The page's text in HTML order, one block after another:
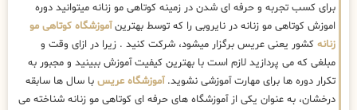
برای کسب تجربه و حرفه ای شدن در زمینه کوتاهی مو زنانه میتوانید دوره
اموزش کوتاهی مو زنانه در نایروبی را که توسط بهترینآموزشگاه کوتاهی مو
زنانه کشور یعنی عریس برگزار میشود، شرکت کنید . زیرا در ازای وقت و
مبلغی که می پردازید لازم است با بهترین کیفیت آموزش ببینید و مجبور به
تکرار دوره ها برای مهارت آموزشی نشوید.آموزشگاه عریس با سال ها سابقه
درخشان، به عنوان یکی از آموزشگاه های حرفه ای کوتاهی مو زنانه شناخته می